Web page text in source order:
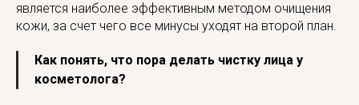
является наиболее эффективным методом очищения
кожи, за счет чего все минусы уходят на второй план.
Как понять, что пора делать чистку лица у
косметолога?